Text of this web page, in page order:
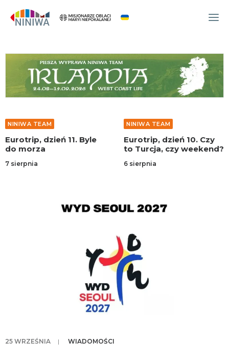
WYDARZENIA
O NAS
WSPÓLNOTA
NINIWA TEAM
FESTIWAL ŻYCIA
NINIWA BUD
NINIWA TEAM
Eurotrip, dzień 11. Byle
do morza
7 sierpnia
NINIWA TEAM
Eurotrip, dzień 10. Czy
to Turcja, czy weekend?
6 sierpnia
25 WRZEŚNIA | WIADOMOŚCI